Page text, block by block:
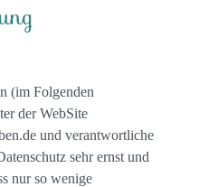
(im Folgenden
der WebSite
und verantwortliche
sehr ernst und
nur so wenige